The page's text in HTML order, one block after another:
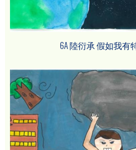
6A 陸衍承 假如我有